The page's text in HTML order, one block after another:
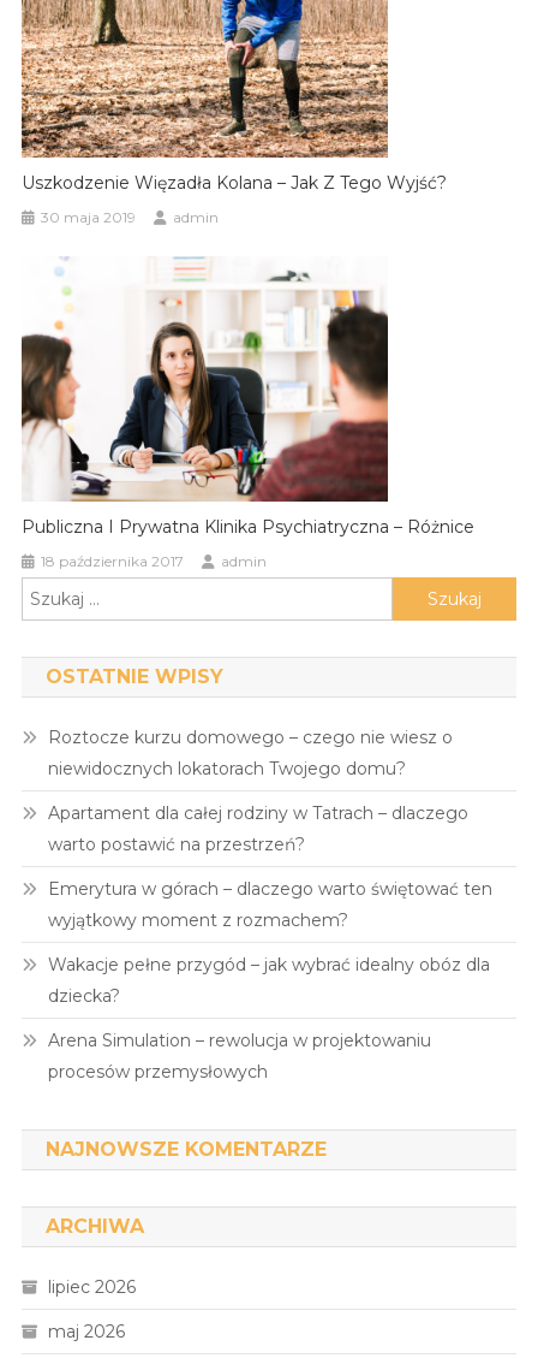
Uszkodzenie Więzadła Kolana – Jak Z Tego Wyjść?
30 maja 2019 admin
Publiczna I Prywatna Klinika Psychiatryczna – Różnice
18 października 2017 admin
Szukaj:
OSTATNIE WPISY
Roztocze kurzu domowego – czego nie wiesz o
niewidocznych lokatorach Twojego domu?
Apartament dla całej rodziny w Tatrach – dlaczego
warto postawić na przestrzeń?
Emerytura w górach – dlaczego warto świętować ten
wyjątkowy moment z rozmachem?
Wakacje pełne przygód – jak wybrać idealny obóz dla
dziecka?
Arena Simulation – rewolucja w projektowaniu
procesów przemysłowych
NAJNOWSZE KOMENTARZE
ARCHIWA
lipiec 2026
maj 2026